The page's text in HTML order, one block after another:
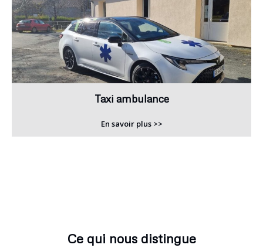
Taxi ambulance
En savoir plus >>
Ce qui nous distingue